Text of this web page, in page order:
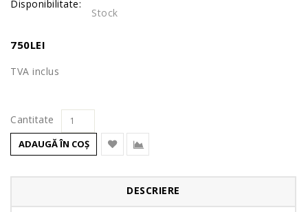
Disponibilitate:
Stock
750LEI
TVA inclus
Cantitate
ADAUGĂ ÎN COŞ
DESCRIERE